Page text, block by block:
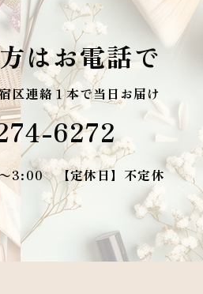
はお電話で
区連絡１本で当日お届け
6272
〜3:00 【定休日】不定休